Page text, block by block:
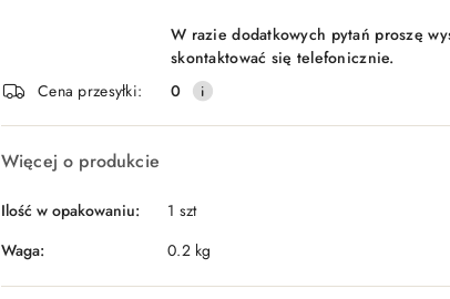
W razie dodatkowych pytań proszę
skontaktować się telefonicznie.
Cena przesyłki:
0
Więcej o produkcie
Ilość w opakowaniu:
1 szt
Waga:
0.2 kg